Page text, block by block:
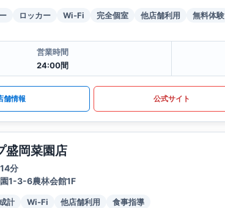
ロッカー Wi-Fi 完全個室 他店舗利用 無料体験
営業時間
24:00間
舗情報 公式サイト
盛岡菜園店
分
1-3-6農林会館1F
計 Wi-Fi 他店舗利用 食事指導